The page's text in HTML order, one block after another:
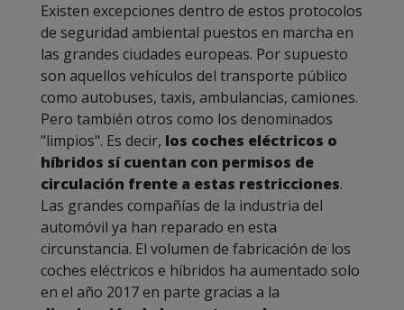
Existen excepciones dentro de estos protocolos
de seguridad ambiental puestos en marcha en
las grandes ciudades europeas. Por supuesto
son aquellos vehículos del transporte público
como autobuses, taxis, ambulancias, camiones.
Pero también otros como los denominados
"limpios". Es decir, los coches eléctricos o
híbridos sí cuentan con permisos de
circulación frente a estas restricciones.
Las grandes compañías de la industria del
automóvil ya han reparado en esta
circunstancia. El volumen de fabricación de los
coches eléctricos e híbridos ha aumentado solo
en el año 2017 en parte gracias a la